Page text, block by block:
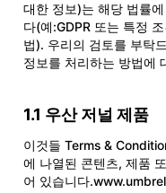
대한 정보)는 해당 법률
다(예:GDPR 또는 특정
법). 우리의 검토를 부탁
정보를 처리하는 방법에
1.1 우산 저널 제품
이것들 Terms &
에 나열된 콘텐츠, 제품
어 있습니다.